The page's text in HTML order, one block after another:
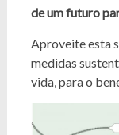
de um futuro
Aproveite esta
medidas
vida, para o